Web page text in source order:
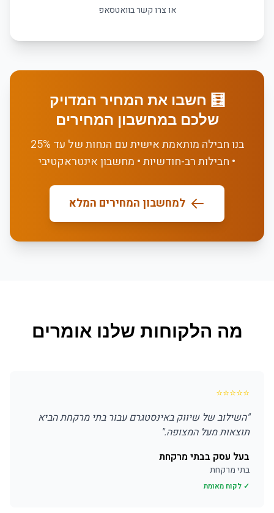
או צרו קשר בוואטסאפ
🧮 חשבו את המחיר המדויק
שלכם במחשבון המחירים
בנו חבילה מותאמת אישית עם הנחות של עד 25%
• חבילות רב-חודשיות • מחשבון אינטראקטיבי
למחשבון המחירים המלא
מה הלקוחות שלנו אומרים
⭐
⭐
⭐
⭐
⭐
"השילוב של שיווק באינסטגרם עבור בתי מרקחת הביא
תוצאות מעל המצופה."
בעל עסק בבתי מרקחת
בתי מרקחת
✓ לקוח מאומת